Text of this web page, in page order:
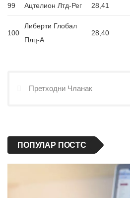
99 Ацтелион Лтд-Рег 28,41
100
Либерти Глобал
Плц-А
28,40
Претходни Чланак
ПОПУЛАР ПОСТС